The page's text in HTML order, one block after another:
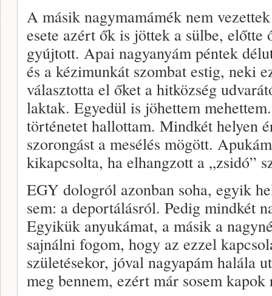
A másik nagymamámék nem
esete azért ők is jöttek a sülbe, előtte
gyújtott. Apai nagyanyám péntek
és a kézimunkát szombat estig, neki
választotta el őket a hitközség
laktak. Egyedül is jöhettem
történetet hallottam. Mindkét helyen
szorongást a mesélés mögött.
kikapcsolta, ha elhangzott a „zsidó”
EGY dologról azonban soha, egyik
sem: a deportálásról. Pedig mindkét
Egyikük anyukámat, a másik a
sajnálni fogom, hogy az ezzel
születésekor, jóval nagyapám halála
meg bennem, ezért már sosem